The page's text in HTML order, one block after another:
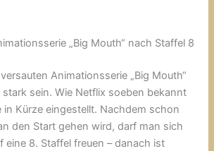
„Big Mouth“ nach Staffel 8
Animationsserie „Big Mouth“
sein. Wie Netflix soeben bekannt
in Kürze eingestellt. Nachdem schon
den Start gehen wird, darf man sich
eine 8. Staffel freuen – danach ist